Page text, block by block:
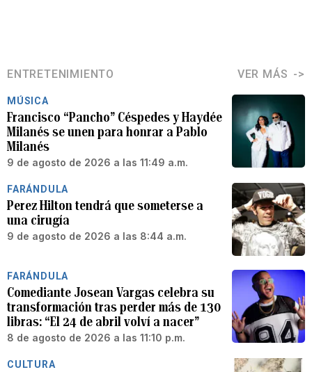
ENTRETENIMIENTO VER MÁS
MÚSICA
Francisco “Pancho” Céspedes y Haydée
Milanés se unen para honrar a Pablo
Milanés
9 de agosto de 2026 a las 11:49 a.m.
FARÁNDULA
Perez Hilton tendrá que someterse a
una cirugía
9 de agosto de 2026 a las 8:44 a.m.
FARÁNDULA
Comediante Josean Vargas celebra su
transformación tras perder más de 130
libras: “El 24 de abril volví a nacer”
8 de agosto de 2026 a las 11:10 p.m.
CULTURA